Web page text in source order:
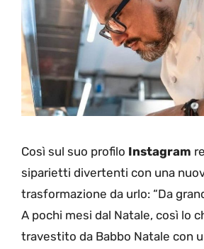
Così sul suo profilo Instagram
siparietti divertenti con una
trasformazione da urlo: “Da
A pochi mesi dal Natale, così lo
travestito da Babbo Natale con